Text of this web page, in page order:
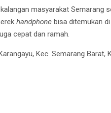
masyarakat Semarang
handphone bisa ditemukan
cepat dan ramah.
Kec. Semarang Barat,